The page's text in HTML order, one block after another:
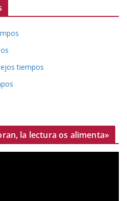
tiempos
la lectura os alimenta»